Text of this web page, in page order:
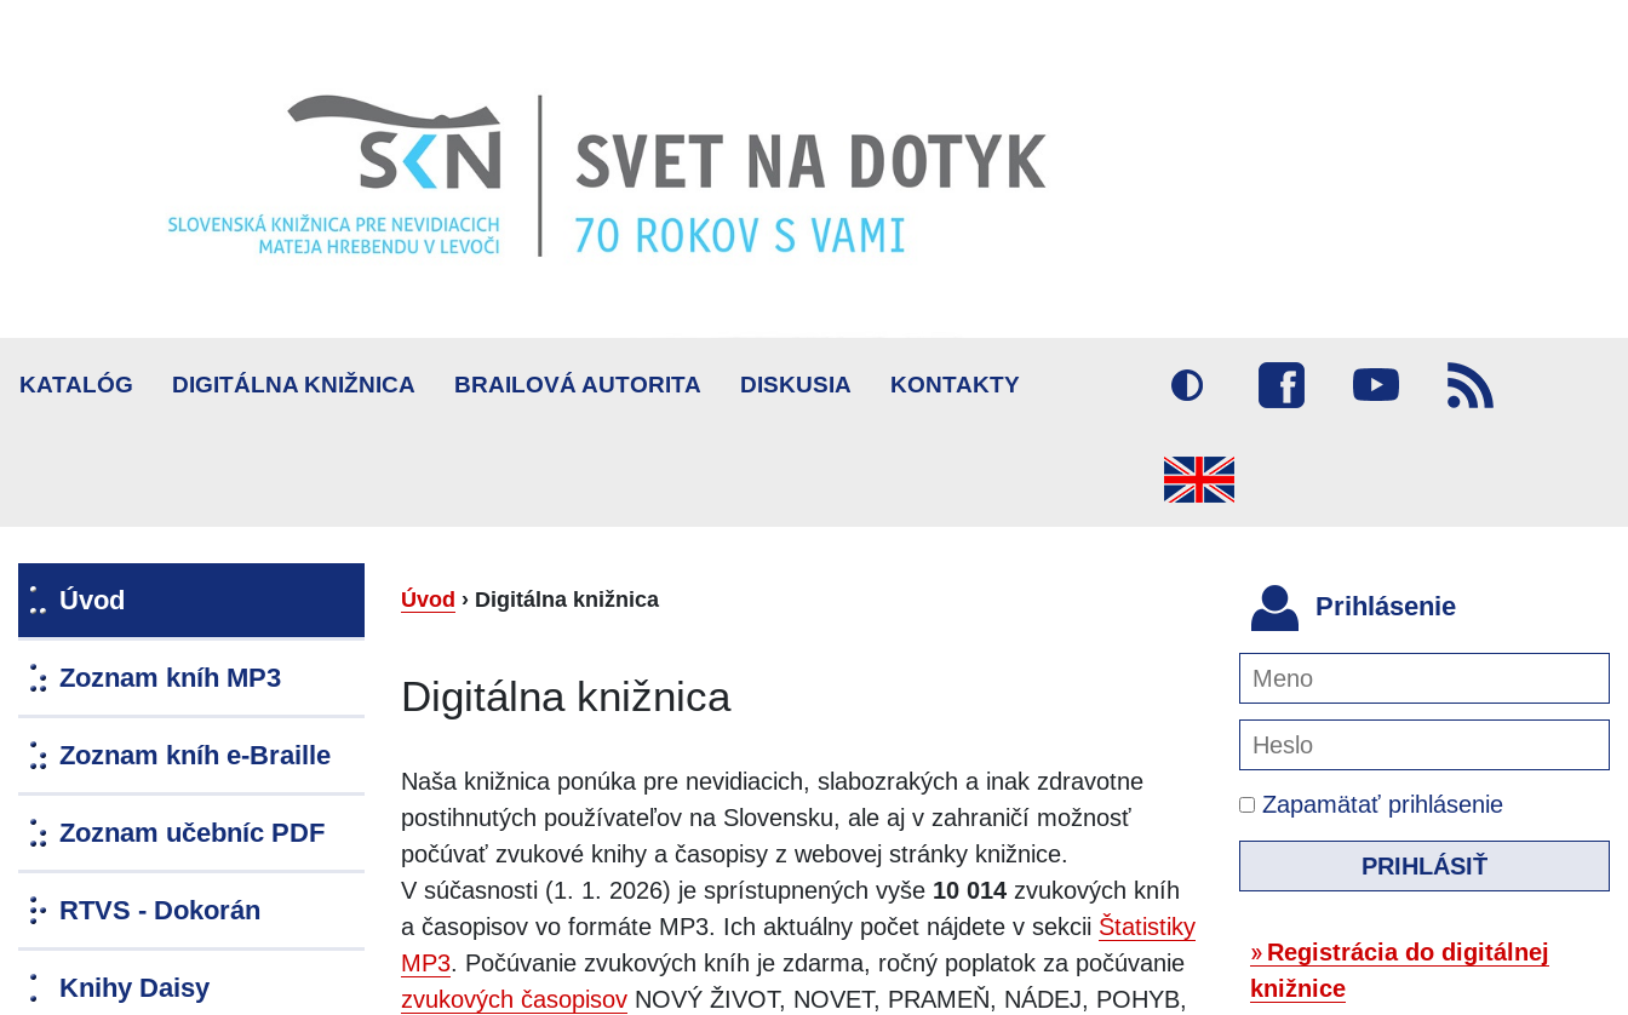
KATALÓG DIGITÁLNA KNIŽNICA BRAILOVÁ AUTORITA DISKUSIA KONTAKTY
Úvod
Zoznam kníh MP3
Zoznam kníh e-Braille
Zoznam učebníc PDF
RTVS - Dokorán
Knihy Daisy
Úvod › Digitálna knižnica
Digitálna knižnica
Naša knižnica ponúka pre nevidiacich, slabozrakých a inak zdravotne
postihnutých používateľov na Slovensku, ale aj v zahraničí možnosť
počúvať zvukové knihy a časopisy z webovej stránky knižnice.
V súčasnosti (1. 1. 2026) je sprístupnených vyše 10 014 zvukových kníh
a časopisov vo formáte MP3. Ich aktuálny počet nájdete v sekcii Štatistiky
MP3. Počúvanie zvukových kníh je zdarma, ročný poplatok za počúvanie
zvukových časopisov NOVÝ ŽIVOT, NOVET, PRAMEŇ, NÁDEJ, POHYB,
Prihlásenie
Zapamätať prihlásenie
PRIHLÁSIŤ
Registrácia do digitálnej
knižnice